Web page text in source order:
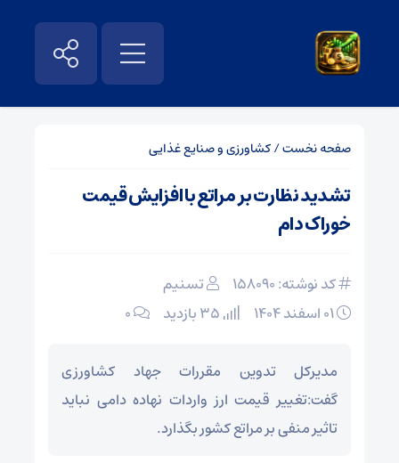
صفحه نخست/کشاورزی و صنایع غذایی
تشدید نظارت بر مراتع با افزایش قیمت
خوراک دام
کد نوشته: 158090
تسنیم
۰
مدیرکل تدوین مقررات جهاد کشاورزی
گفت:تغییر قیمت ارز واردات نهاده دامی نباید
تاثیر منفی بر مراتع کشور بگذارد.